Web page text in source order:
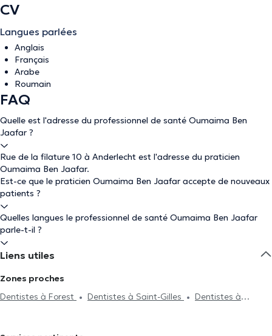
CV
Langues parlées
Anglais
Français
Arabe
Roumain
FAQ
Quelle est l'adresse du professionnel de santé Oumaima Ben
Jaafar ?
Rue de la filature 10 à Anderlecht est l'adresse du praticien
Oumaima Ben Jaafar.
Est-ce que le praticien Oumaima Ben Jaafar accepte de nouveaux
patients ?
Quelles langues le professionnel de santé Oumaima Ben Jaafar
parle-t-il ?
Liens utiles
Zones proches
Dentistes à Forest
Dentistes à Saint-Gilles
Dentistes à